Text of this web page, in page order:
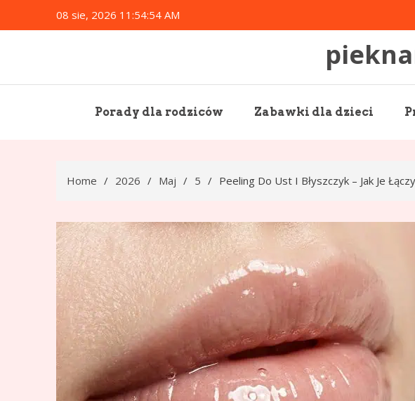
to
08 sie, 2026 11:54:55 AM
Porady dla rodziców Zabawki dla dzieci
Home 2026 Maj 5 Peeling Do Ust I Błyszczyk – Jak Je